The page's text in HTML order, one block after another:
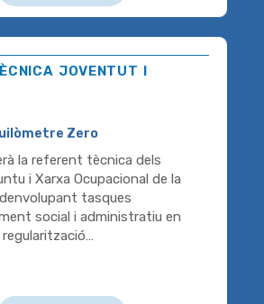
joventut i
Zero
la referent tècnica dels
i Xarxa Ocupacional de la
tasques
social i administratiu en